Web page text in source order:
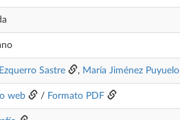
Sastre , María Jiménez Puyuelo
web / Formato PDF